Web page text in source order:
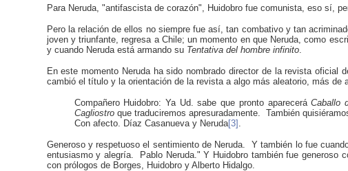
Para Neruda, "antifascista de corazón", Huidobro fue comunista, eso sí,
Pero la relación de ellos no siempre fue así, tan combativo y tan
joven y triunfante, regresa a Chile; un momento en que Neruda, como
y cuando Neruda está armando su Tentativa del hombre infinito.
En este momento Neruda ha sido nombrado director de la revista oficial
cambió el título y la orientación de la revista a algo más aleatorio, más de
Compañero Huidobro: Ya Ud. sabe que pronto apareceráCaballo
Cagliostroque traduciremos apresuradamente. También
Con afecto. Díaz Casanueva y Neruda[3] .
Generoso y respetuoso el sentimiento de Neruda. Y también lo fue
entusiasmo y alegría. Pablo Neruda." Y Huidobro también fue generoso
con prólogos de Borges, Huidobro y Alberto Hidalgo.